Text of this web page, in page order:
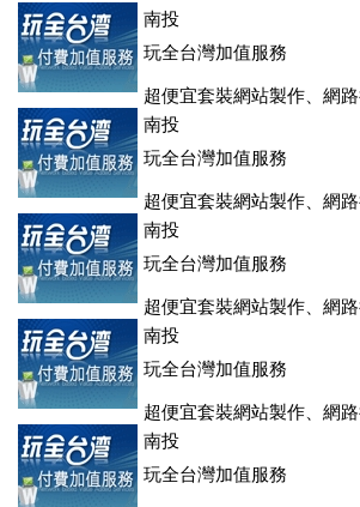
南投
玩全台灣加值服務
超便宜套裝網站製作、網
登、訂房系統、客房委託旅行社銷售，全面
南投
玩全台灣加值服務
超便宜套裝網站製作、網
登、訂房系統、客房委託旅行社銷售，全面
南投
玩全台灣加值服務
超便宜套裝網站製作、網
登、訂房系統、客房委託旅行社銷售，全面
南投
玩全台灣加值服務
超便宜套裝網站製作、網
登、訂房系統、客房委託旅行社銷售，全面
南投
玩全台灣加值服務